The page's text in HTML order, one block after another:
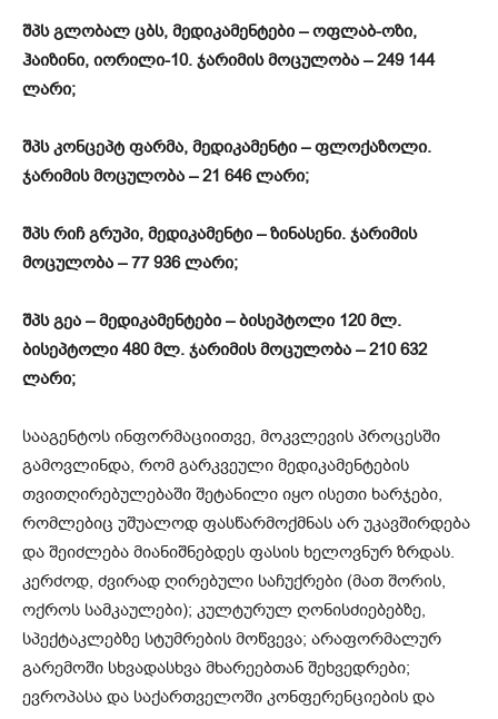
შპს გლობალ ცბს, მედიკამენტები – ოფლაბ-ოზი,
ჰაიზინი, იორილი-10. ჯარიმის მოცულობა – 249 144
ლარი;
შპს კონცეპტ ფარმა, მედიკამენტი – ფლოქაზოლი.
ჯარიმის მოცულობა – 21 646 ლარი;
შპს რიჩ გრუპი, მედიკამენტი – ზინასენი. ჯარიმის
მოცულობა – 77 936 ლარი;
შპს გეა – მედიკამენტები – ბისეპტოლი 120 მლ.
ბისეპტოლი 480 მლ. ჯარიმის მოცულობა – 210 632
ლარი;
სააგენტოს ინფორმაციითვე, მოკვლევის პროცესში
გამოვლინდა, რომ გარკვეული მედიკამენტების
თვითღირებულებაში შეტანილი იყო ისეთი ხარჯები,
რომლებიც უშუალოდ ფასწარმოქმნას არ უკავშირდება
და შეიძლება მიანიშნებდეს ფასის ხელოვნურ ზრდას.
კერძოდ, ძვირად ღირებული საჩუქრები (მათ შორის,
ოქროს სამკაულები); კულტურულ ღონისძიებებზე,
სპექტაკლებზე სტუმრების მოწვევა; არაფორმალურ
გარემოში სხვადასხვა მხარეებთან შეხვედრები;
ევროპასა და საქართველოში კონფერენციების და